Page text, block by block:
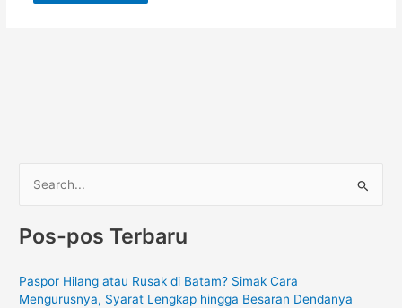
r
u
Pos-pos Terbaru
Paspor Hilang atau Rusak di Batam? Simak Cara
Mengurusnya, Syarat Lengkap hingga Besaran Dendanya